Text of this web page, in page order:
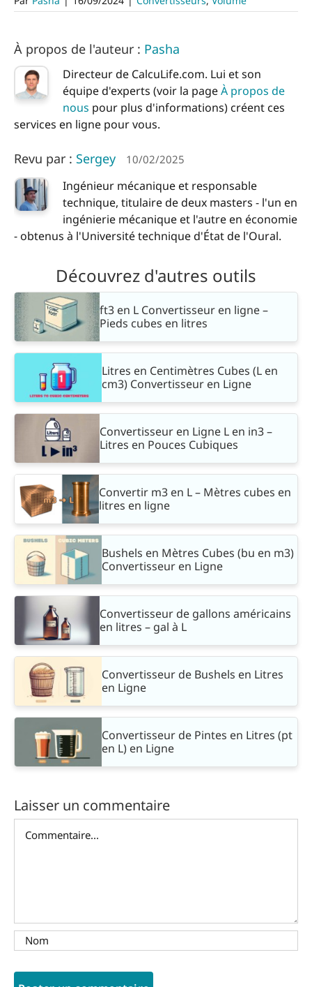
À propos de l'auteur : Pasha
Directeur de CalcuLife.com. Lui et son
équipe d'experts (voir la pageÀ propos de
nous pour plus d'informations) créent ces
services en ligne pour vous.
Revu par : Sergey 10/02/2025
Ingénieur mécanique et responsable
technique, titulaire de deux masters - l'un en
ingénierie mécanique et l'autre en économie
- obtenus à l'Université technique d'État de l'Oural.
Découvrez d'autres outils
ft3 en L Convertisseur en ligne –
Pieds cubes en litres
Litres en Centimètres Cubes (L en
cm3) Convertisseur en Ligne
Convertisseur en Ligne L en in3 –
Litres en Pouces Cubiques
Convertir m3 en L – Mètres cubes en
litres en ligne
Bushels en Mètres Cubes (bu en m3)
Convertisseur en Ligne
Convertisseur de gallons américains
en litres – gal à L
Convertisseur de Bushels en Litres
en Ligne
Convertisseur de Pintes en Litres (pt
en L) en Ligne
Laisser un commentaire